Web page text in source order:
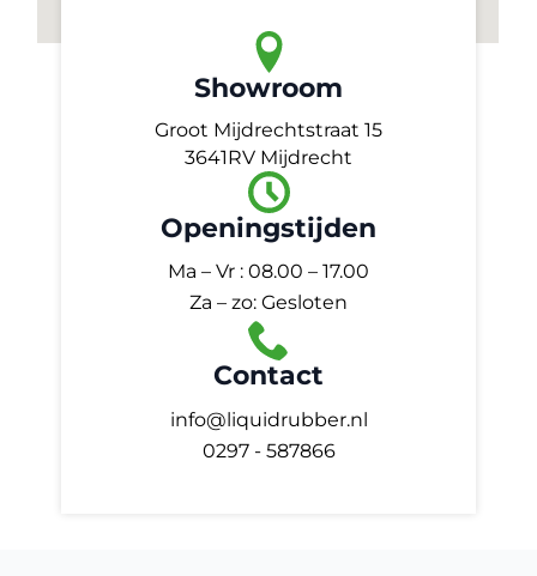
Showroom
Groot Mijdrechtstraat 15
3641RV Mijdrecht
Openingstijden
Ma – Vr : 08.00 – 17.00
Za – zo: Gesloten
Contact
info@liquidrubber.nl
0297 - 587866